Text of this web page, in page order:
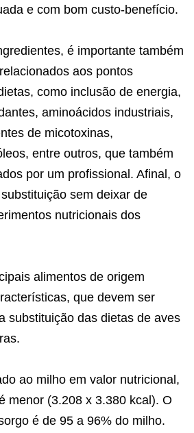
e com bom custo-benefício.
é importante também
aos pontos
como inclusão de energia,
aminoácidos industriais,
de micotoxinas,
entre outros, que também
por um profissional. Afinal, o
sem deixar de
nutricionais dos
alimentos de origem
que devem ser
substituição das dietas de aves
ao milho em valor nutricional,
menor (3.208 x 3.380 kcal). O
é de 95 a 96% do milho.